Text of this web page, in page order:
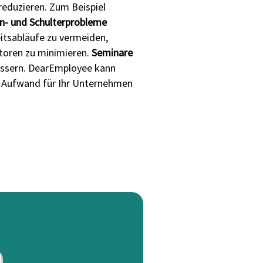
Zum Beispiel
und Schulterprobleme
zu vermeiden,
zu minimieren. Seminare
DearEmployee kann
für Ihr Unternehmen